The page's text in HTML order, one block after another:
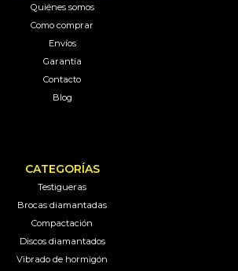
Quiénes somos
Como comprar
Envíos
Garantía
Contacto
Blog
CATEGORÍAS
Testigueras
Brocas diamantadas
Compactación
Discos diamantados
Vibrado de hormigón